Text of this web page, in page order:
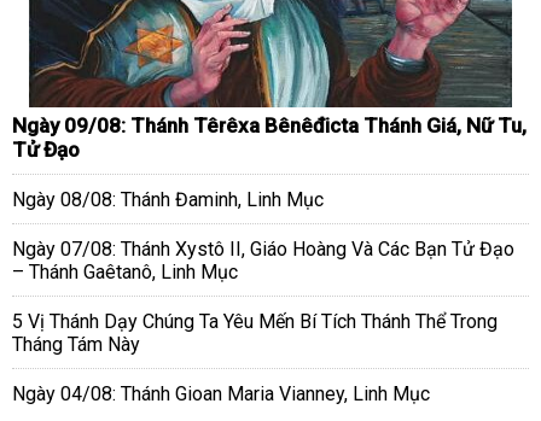
Ngày 09/08: Thánh Têrêxa Bênêđicta Thánh Giá, Nữ Tu,
Tử Đạo
Ngày 08/08: Thánh Đaminh, Linh Mục
Ngày 07/08: Thánh Xystô II, Giáo Hoàng Và Các Bạn Tử Đạo
– Thánh Gaêtanô, Linh Mục
5 Vị Thánh Dạy Chúng Ta Yêu Mến Bí Tích Thánh Thể Trong
Tháng Tám Này
Ngày 04/08: Thánh Gioan Maria Vianney, Linh Mục